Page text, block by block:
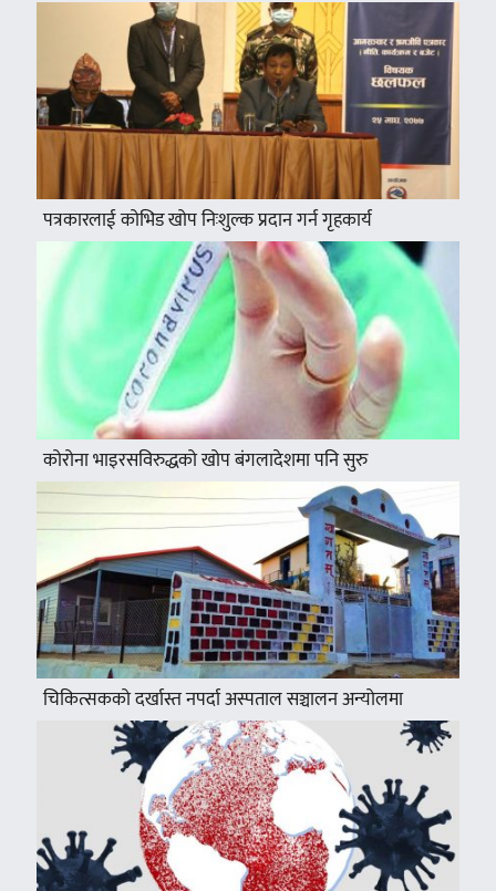
पत्रकारलाई कोभिड खोप निःशुल्क प्रदान गर्न गृहकार्य
कोरोना भाइरसविरुद्धको खोप बंगलादेशमा पनि सुरु
चिकित्सकको दर्खास्त नपर्दा अस्पताल सञ्चालन अन्योलमा